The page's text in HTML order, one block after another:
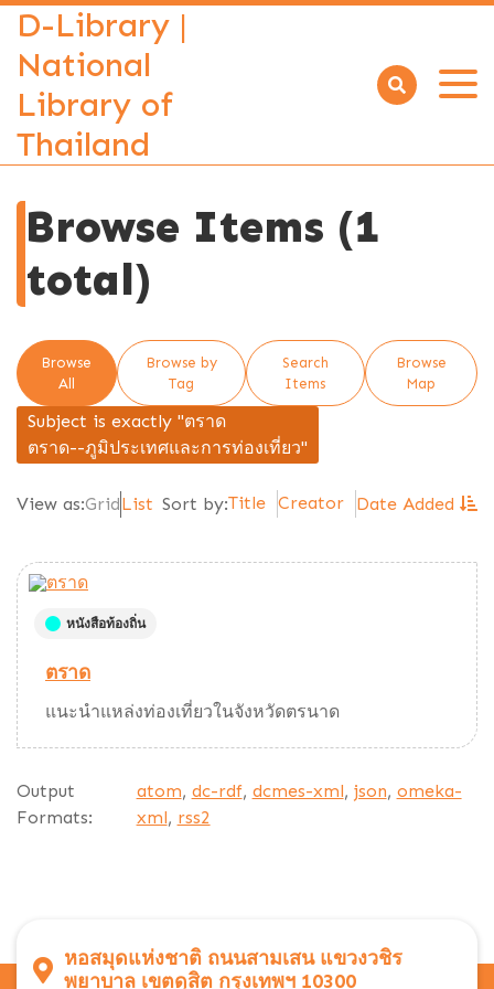
D-Library |
National
Library of
Thailand
Open
Browse Items (1
total)
Browse
All
Browse by
Tag
Search
Items
Browse
Map
Subject is exactly "ตราด
ตราด--ภูมิประเทศและการท่องเที่ยว"
View as:GridList Sort by:Title Creator Date Added
หนังสือท้องถิ่น
ตราด
แนะนำแหล่งท่องเที่ยวในจังหวัดตรนาด
Output
Formats:
atom, dc-rdf, dcmes-xml, json, omeka-
xml, rss2
หอสมุดแห่งชาติ ถนนสามเสน แขวงวชิร
พยาบาล เขตดุสิต กรุงเทพฯ 10300